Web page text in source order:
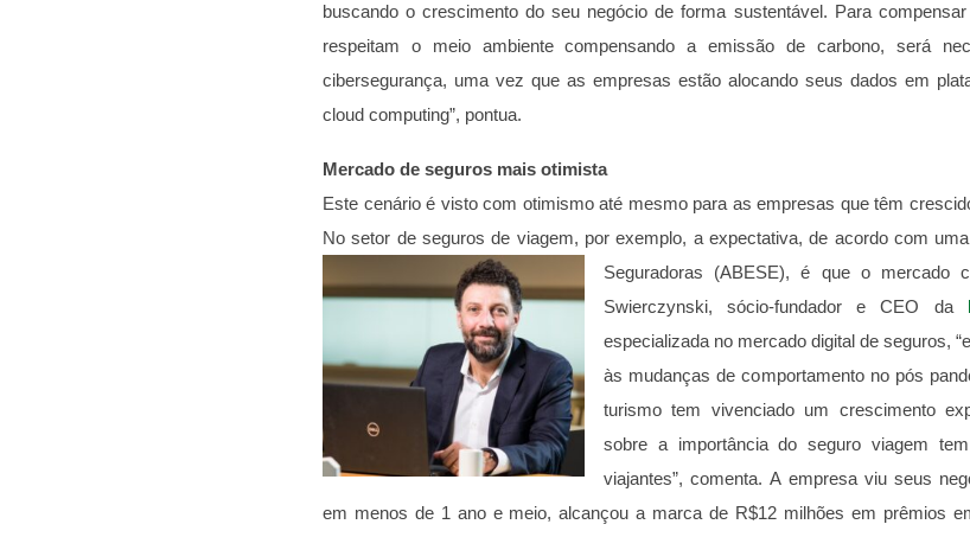
buscando o crescimento do seu negócio de forma sustentável. Para
respeitam o meio ambiente compensando a emissão de carbono, será
cibersegurança, uma vez que as empresas estão alocando seus dados em
cloud computing”, pontua.
Mercado de seguros mais otimista
Este cenário é visto com otimismo até mesmo para as empresas que têm
No setor de seguros de viagem, por exemplo, a expectativa, de acordo com
Seguradoras (ABESE), é que o mercado
Swierczynski, sócio-fundador e CEO da
especializada no mercado digital de seguros,
às mudanças de comportamento no pós
turismo tem vivenciado um crescimento
sobre a importância do seguro viagem
viajantes”, comenta.A empresa viu seus
em menos de 1 ano e meio, alcançou a marca de R$12 milhões em prêmios